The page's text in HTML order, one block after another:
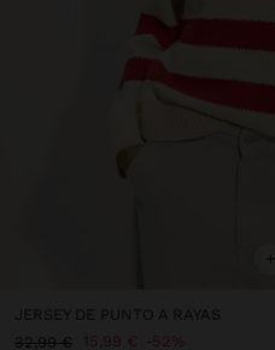
+
JERSEY DE PUNTO A RAYAS
32,99 €
15,99 € 52%